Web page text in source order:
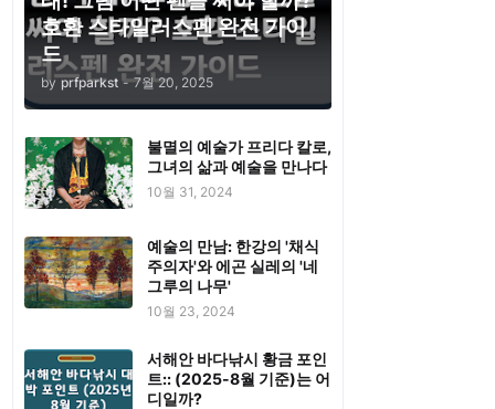
호환 스타일러스펜 완전 가이
드
by prfparkst - 7월 20, 2025
불멸의 예술가 프리다 칼로,
그녀의 삶과 예술을 만나다
10월 31, 2024
예술의 만남: 한강의 '채식
주의자'와 에곤 실레의 '네
그루의 나무'
10월 23, 2024
서해안 바다낚시 황금 포인
트:: (2025-8월 기준)는 어
디일까?